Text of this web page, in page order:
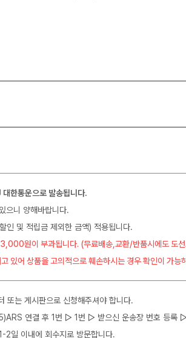
한통운으로 발송됩니다.
으니 양해바랍니다.
인 및 적립금 제외한 금액) 적용됩니다.
원이 부과됩니다. (무료배송,교환/반품시에도 도
있어 상품을 고의적으로 훼손하시는 경우 확인이 가능
또는 게시판으로 신청해주셔야 합니다.
연결 후 1번 ▷ 1번 ▷ 받으신 운송장 번호 등록
2일 이내에 회수지로 방문합니다.